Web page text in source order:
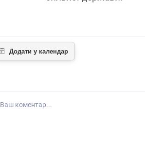
Ваш коментар...